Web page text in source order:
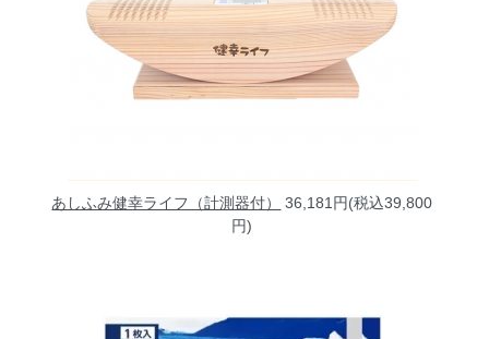
あしふみ健幸ライフ（計測器付）
36,181円(税込39,800
円)